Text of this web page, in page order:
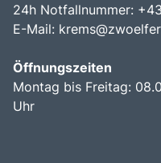
24h Notfallnummer:
E-Mail:
Öffnungszeiten
Montag bis Freitag:
Uhr